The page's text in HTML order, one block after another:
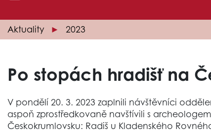
Aktuality 2023
Po stopách hradišť na
V pondělí 20. 3. 2023 zaplnili návštěvníci
aspoň zprostředkovaně navštívili s
Českokrumlovsku: Radiš u Kladenského